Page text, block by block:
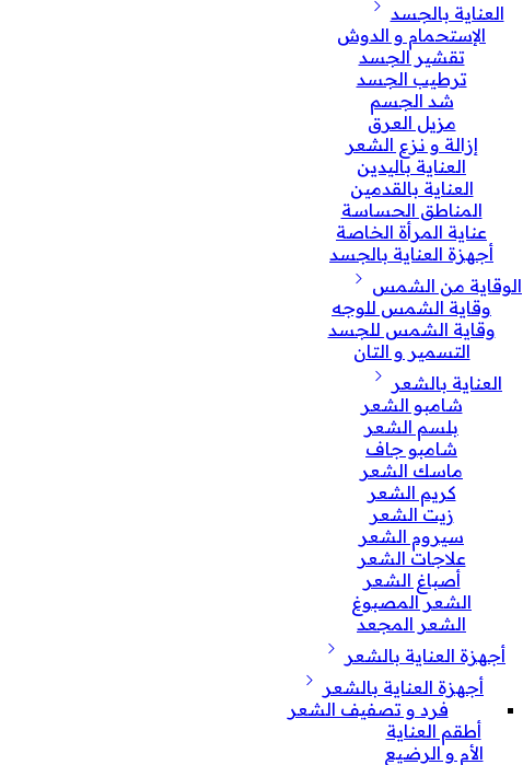
العناية بالجسد
الإستحمام و الدوش
تقشير الجسد
ترطيب الجسد
شد الجسم
مزيل العرق
إزالة و نزع الشعر
العناية باليدين
العناية بالقدمين
المناطق الحساسة
عناية المرأة الخاصة
أجهزة العناية بالجسد
الوقاية من الشمس
وقاية الشمس للوجه
وقاية الشمس للجسد
التسمير و التان
العناية بالشعر
شامبو الشعر
بلسم الشعر
شامبو جاف
ماسك الشعر
كريم الشعر
زيت الشعر
سيروم الشعر
علاجات الشعر
أصباغ الشعر
الشعر المصبوغ
الشعر المجعد
أجهزة العناية بالشعر
أجهزة العناية بالشعر
فرد و تصفيف الشعر
أطقم العناية
الأم و الرضيع